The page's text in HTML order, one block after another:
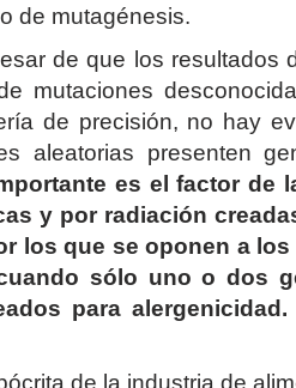
de mutagénesis.
de que los resultados
mutaciones
de precisión, no hay
aleatorias presenten
es el factor de
y por radiación
los que se oponen a
sólo uno o dos
para